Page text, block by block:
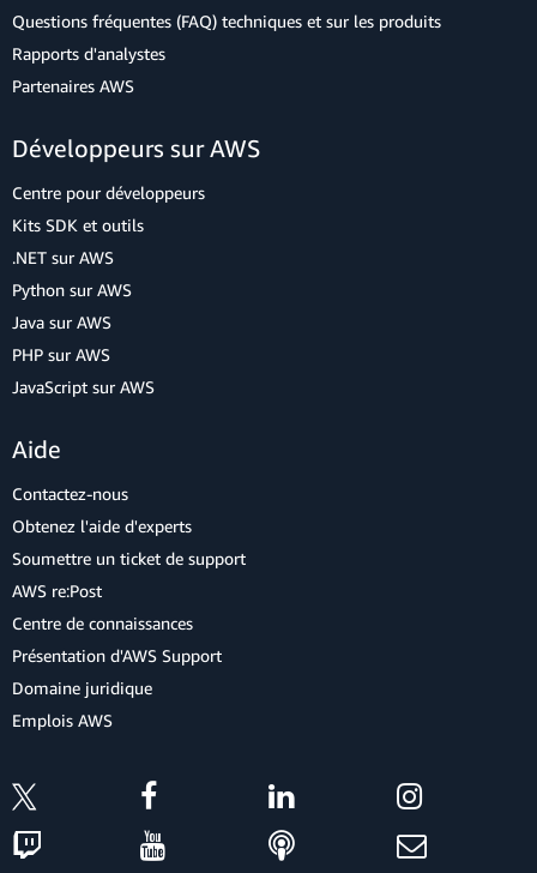
Questions fréquentes (FAQ) techniques et sur les produits
Rapports d'analystes
Partenaires AWS
Développeurs sur AWS
Centre pour développeurs
Kits SDK et outils
.NET sur AWS
Python sur AWS
Java sur AWS
PHP sur AWS
JavaScript sur AWS
Aide
Contactez-nous
Obtenez l'aide d'experts
Soumettre un ticket de support
AWS re:Post
Centre de connaissances
Présentation d'AWS Support
Domaine juridique
Emplois AWS